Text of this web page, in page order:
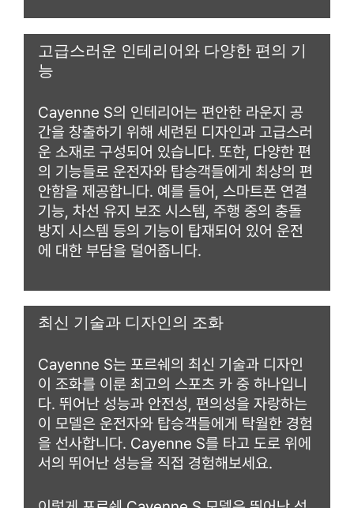
고급스러운 인테리어와 다양한 편의 기
능
Cayenne S의 인테리어는 편안한 라운지 공
간을 창출하기 위해 세련된 디자인과 고급스러
운 소재로 구성되어 있습니다. 또한, 다양한 편
의 기능들로 운전자와 탑승객들에게 최상의 편
안함을 제공합니다. 예를 들어, 스마트폰 연결
기능, 차선 유지 보조 시스템, 주행 중의 충돌
방지 시스템 등의 기능이 탑재되어 있어 운전
에 대한 부담을 덜어줍니다.
최신 기술과 디자인의 조화
Cayenne S는 포르쉐의 최신 기술과 디자인
이 조화를 이룬 최고의 스포츠 카 중 하나입니
다. 뛰어난 성능과 안전성, 편의성을 자랑하는
이 모델은 운전자와 탑승객들에게 탁월한 경험
을 선사합니다. Cayenne S를 타고 도로 위에
서의 뛰어난 성능을 직접 경험해보세요.